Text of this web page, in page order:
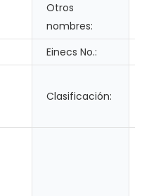
Otros
nombres:
Einecs No.:
Clasificación: